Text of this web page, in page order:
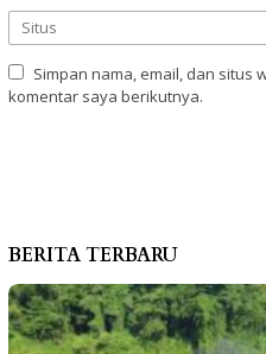
Simpan nama, email, dan situs
komentar saya berikutnya.
BERITA TERBARU